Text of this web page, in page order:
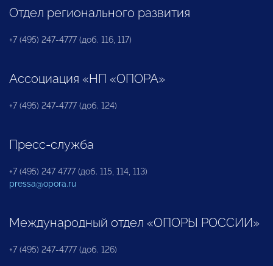
Отдел регионального развития
+7 (495) 247-4777 (доб. 116, 117)
Ассоциация «НП «ОПОРА»
+7 (495) 247-4777 (доб. 124)
Пресс-служба
+7 (495) 247 4777 (доб. 115, 114, 113)
pressa@opora.ru
Международный отдел «ОПОРЫ РОССИИ»
+7 (495) 247-4777 (доб. 126)